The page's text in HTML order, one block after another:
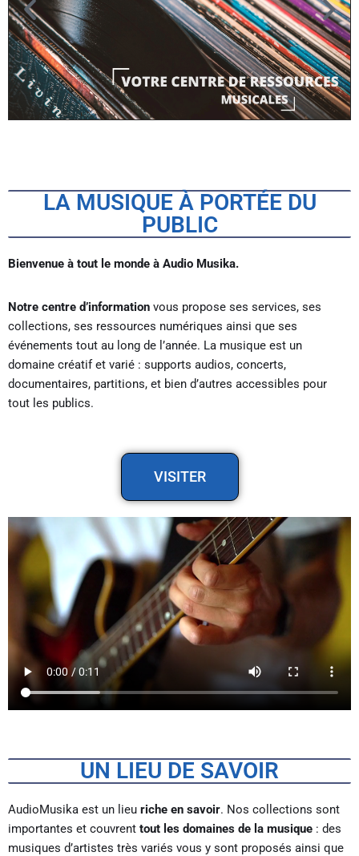
LA MUSIQUE À PORTÉE DU
PUBLIC
Bienvenue à tout le monde à Audio Musika.
Notre centre d’information vous propose ses services, ses
collections, ses ressources numériques ainsi que ses
événements tout au long de l’année. La musique est un
domaine créatif et varié : supports audios, concerts,
documentaires, partitions, et bien d’autres accessibles pour
tout les publics.
VISITER
UN LIEU DE SAVOIR
AudioMusika est un lieu riche en savoir. Nos collections sont
importantes et couvrent tout les domaines de la musique : des
musiques d’artistes très variés vous y sont proposés ainsi que